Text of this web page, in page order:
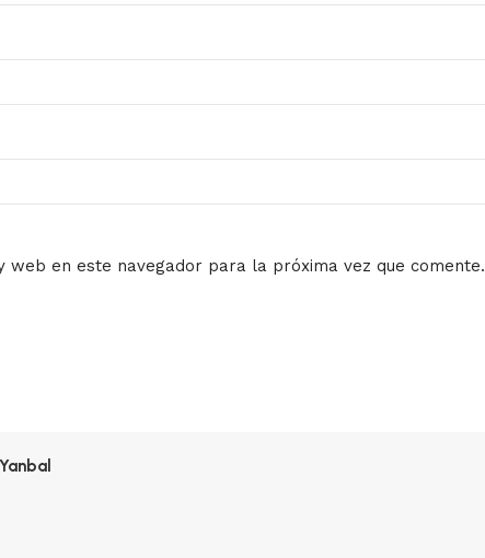
en este navegador para la próxima vez que comente.